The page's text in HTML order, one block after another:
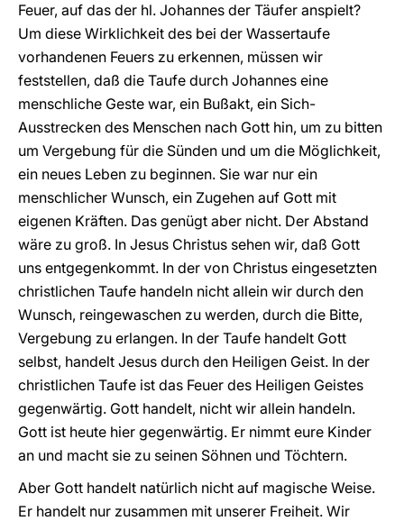
Feuer, auf das der hl. Johannes der Täufer anspielt?
Um diese Wirklichkeit des bei der Wassertaufe
vorhandenen Feuers zu erkennen, müssen wir
feststellen, daß die Taufe durch Johannes eine
menschliche Geste war, ein Bußakt, ein Sich-
Ausstrecken des Menschen nach Gott hin, um zu bitten
um Vergebung für die Sünden und um die Möglichkeit,
ein neues Leben zu beginnen. Sie war nur ein
menschlicher Wunsch, ein Zugehen auf Gott mit
eigenen Kräften. Das genügt aber nicht. Der Abstand
wäre zu groß. In Jesus Christus sehen wir, daß Gott
uns entgegenkommt. In der von Christus eingesetzten
christlichen Taufe handeln nicht allein wir durch den
Wunsch, reingewaschen zu werden, durch die Bitte,
Vergebung zu erlangen. In der Taufe handelt Gott
selbst, handelt Jesus durch den Heiligen Geist. In der
christlichen Taufe ist das Feuer des Heiligen Geistes
gegenwärtig. Gott handelt, nicht wir allein handeln.
Gott ist heute hier gegenwärtig. Er nimmt eure Kinder
an und macht sie zu seinen Söhnen und Töchtern.
Aber Gott handelt natürlich nicht auf magische Weise.
Er handelt nur zusammen mit unserer Freiheit. Wir